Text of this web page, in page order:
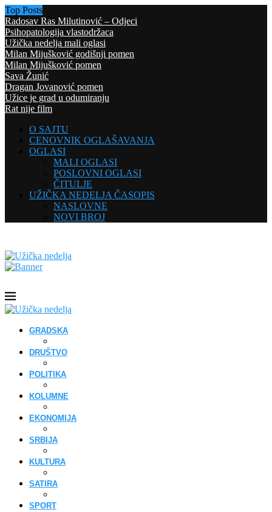
Top Posts
Radosav Ras Milutinović – Odjeci
Psihopatologija vlastodržaca
Užička nedelja mali oglasi
Milan Mijušković godišnji pomen
Milan Mijušković pomen
Sava Žunić
Dragan Jovanović pomen
Užice je grad u odumiranju
Rat nije film
O SAJTU
CENOVNIK OGLAŠAVANJA
OGLASI
MALI OGLASI
POSLOVNI OGLASI
ČITULJE
UŽIČKA NEDELJA ČASOPIS
NASLOVNE
NOVI BROJ
GRADSKA
DRUŠTVO
POLITIKA
KOLUMNE
EKONOMIJA
SRBIJA
KULTURA
SATIRA
SPORT